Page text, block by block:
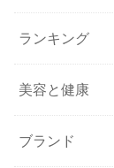
ランキング
美容と健康
ブランド